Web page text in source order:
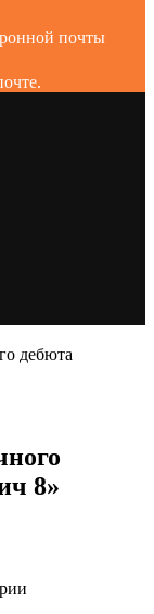
почты
дебюта
8»